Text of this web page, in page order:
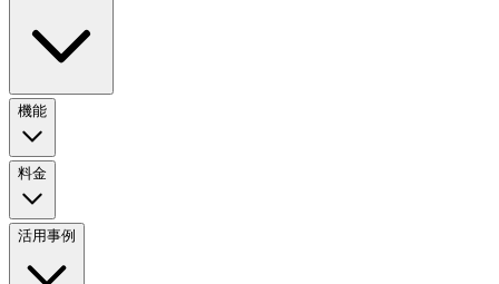
機能
料金
活用事例